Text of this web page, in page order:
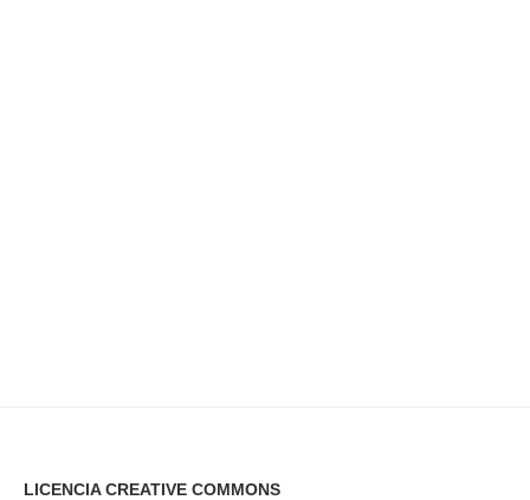
LICENCIA CREATIVE COMMONS